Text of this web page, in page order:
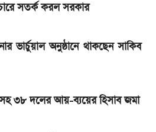
ও ২২ ক্যারেট একভরি সোনার
স্বর্ণের দাম
সতর্ক করল সরকার
ভার্চুয়াল অনুষ্ঠানে থাকছেন সাকিব
৩৮ দলের আয়-ব্যয়ের হিসাব জমা